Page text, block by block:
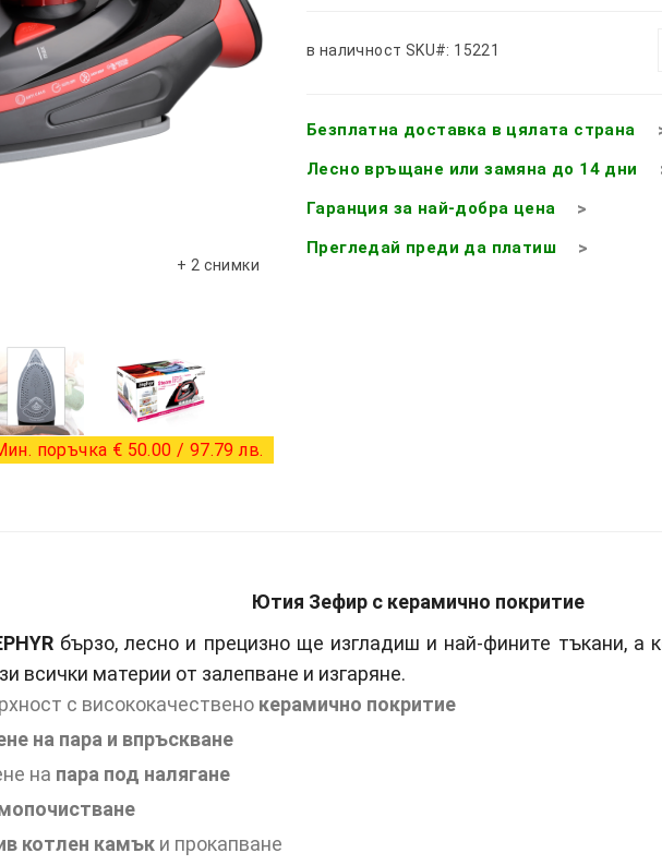
+ 2 снимки
поръчка € 50.00 / 97.79 лв.
в наличност SKU#: 15221
Безплатна доставка в цялата страна
Лесно връщане или замяна до 14 дни
Гаранция за най-добра цена
Прегледай преди да платиш
Ютия Зефир с керамично покритие
бързо, лесно и прецизно ще изгладиш и най-фините тъкани, а
всички материи от залепване и изгаряне.
с висококачествено керамично покритие
на пара и впръскване
на пара под налягане
котлен камък и прокапване